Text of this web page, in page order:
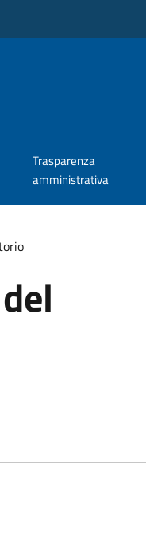
Trasparenza
amministrativa